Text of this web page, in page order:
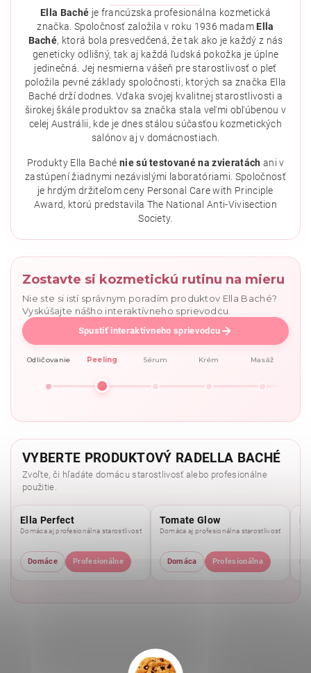
Vložením hodnotenie súhlasíte spodmienkami ochrany
Ella Baché je francúzska profesionálna kozmetická
značka. Spoločnosť založila v roku 1936 madam Ella
Baché, ktorá bola presvedčená, že tak ako je každý z nás
geneticky odlišný, tak aj každá ľudská pokožka je úplne
jedinečná. Jej nesmierna vášeň pre starostlivosť o pleť
položila pevné základy spoločnosti, ktorých sa značka Ella
Baché drží dodnes. Vďaka svojej kvalitnej starostlivosti a
širokej škále produktov sa značka stala veľmi obľúbenou v
celej Austrálii, kde je dnes stálou súčasťou kozmetických
salónov aj v domácnostiach.
Produkty Ella Baché nie sú testované na zvieratách ani v
zastúpení žiadnymi nezávislými laboratóriami. Spoločnosť
je hrdým držiteľom ceny Personal Care with Principle
Award, ktorú predstavila The National Anti-Vivisection
Society.
Zostavte si kozmetickú rutinu na mieru
Nie ste si istí správnym poradím produktov Ella Baché?
Vyskúšajte nášho interaktívneho sprievodcu.
Spustiť interaktívneho sprievodcu
Odličovanie Peeling Sérum Krém Masáž
VYBERTE PRODUKTOVÝ RADELLA BACHÉ
Zvoľte, či hľadáte domácu starostlivosť alebo profesionálne
použitie.
Ella Perfect
Domáca aj profesionálna starostlivosť
Domáce Profesionálne
Tomate Glow
Domáca aj profesionálna starostlivosť
Domáca Profesionálna